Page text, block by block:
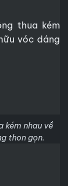
kém nhau về
thon gọn.